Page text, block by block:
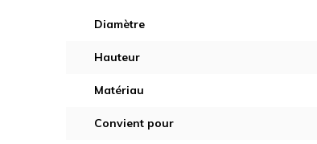
Diamètre
Hauteur
Matériau
Convient pour